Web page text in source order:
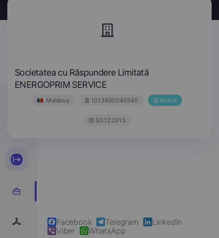
Societatea cu Răspundere Limitată
ENERGOPRIM SERVICE
Moldova 1013600040540 Activă
30.12.2013
Facebook Telegram
LinkedIn
Viber
WhatsApp